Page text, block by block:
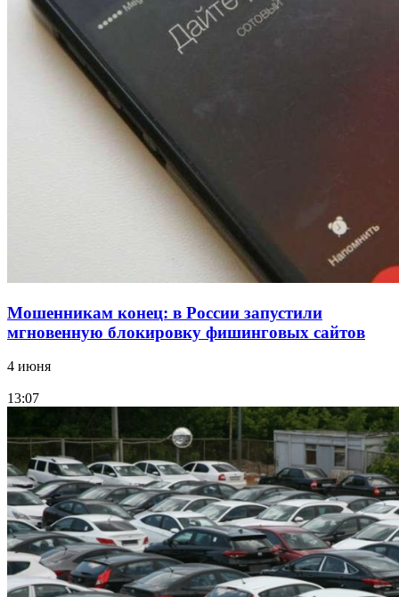
12:39
Сладкий праздник в Волгограде: в Центральном
парке прошёл фестиваль „Арбузный переполох“
Волгоградские компании нарастили экспорт:
заключены контракты на 3,6 млн долларов
Мошенникам конец: в России запустили
мгновенную блокировку фишинговых сайтов
4 июня
13:07